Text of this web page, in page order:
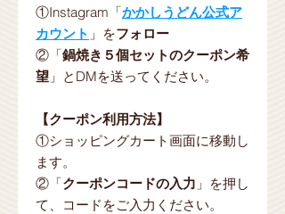
①Instagram「かかしうどん公式ア
カウント 」をフォロー
②「鍋焼き５個セットのクーポン希
望 」とDMを送ってください。
【クーポン利用方法】
①ショッピングカート画面に移動し
ます。
②「クーポンコードの入力 」を押し
て、コードをご入力ください。